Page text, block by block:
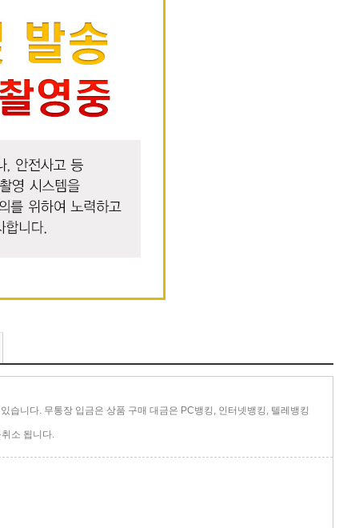
습니다. 무통장 입금은 상품 구매 대금은 PC뱅킹, 인터넷뱅킹, 텔레뱅킹
소 됩니다.